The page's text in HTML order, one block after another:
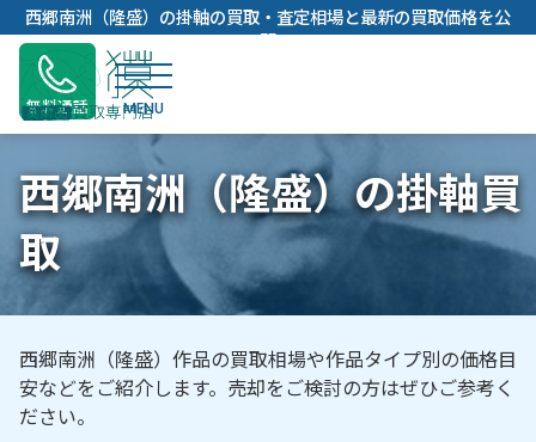
内
容
キ
プ
西郷南洲（隆盛）の掛軸の買取・査定相場と最新の買取価格を公
開
無料通話
西郷南洲（隆盛）の掛軸買
取
西郷南洲（隆盛）作品の買取相場や作品タイプ別の価格目
安などをご紹介します。売却をご検討の方はぜひご参考く
ださい。